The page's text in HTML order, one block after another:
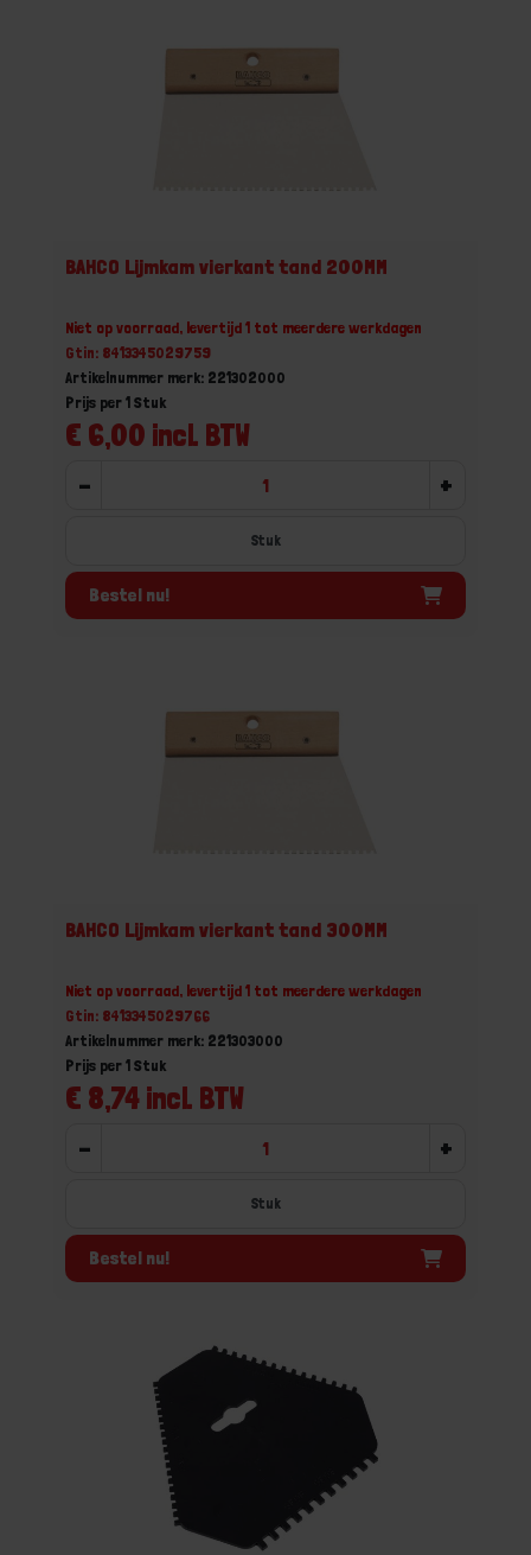
BAHCO Lijmkam vierkant tand 200MM
Niet op voorraad, levertijd 1 tot meerdere werkdagen
Gtin: 8413345029759
Artikelnummer merk: 221302000
€ 6,00 incl. BTW
Prijs per 1 Stuk
- +
Stuk
Bestel nu!
BAHCO Lijmkam vierkant tand 300MM
Niet op voorraad, levertijd 1 tot meerdere werkdagen
Gtin: 8413345029766
Artikelnummer merk: 221303000
€ 8,74 incl. BTW
Prijs per 1 Stuk
- +
Stuk
Bestel nu!